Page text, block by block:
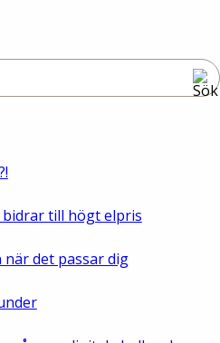
till högt elpris
det passar dig